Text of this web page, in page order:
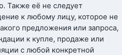
Также её не следует
к любому лицу, которое не
предложения или запроса,
к купле, продаже или
с любой конкретной